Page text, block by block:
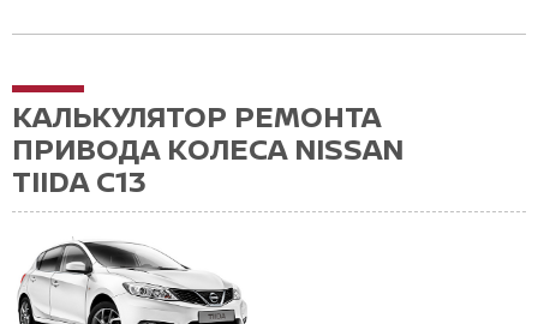
КАЛЬКУЛЯТОР РЕМОНТА
ПРИВОДА КОЛЕСА NISSAN
TIIDA C13